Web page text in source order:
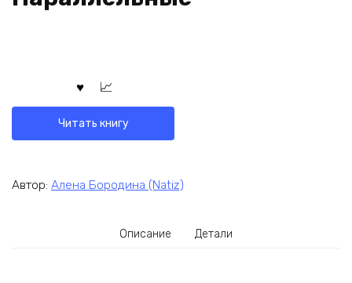
Читать книгу
Автор: Алена Бородина (Natiz)
Описание Детали